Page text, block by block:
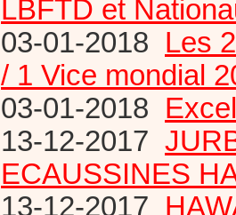
LBFTD et
03-01-2018 Les
/ 1 Vice mondial
03-01-2018
13-12-2017
ECAUSSINES
13-12-2017